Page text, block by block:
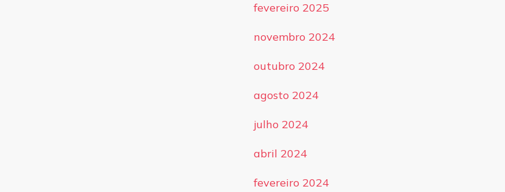
fevereiro 2025
novembro 2024
outubro 2024
agosto 2024
julho 2024
abril 2024
fevereiro 2024